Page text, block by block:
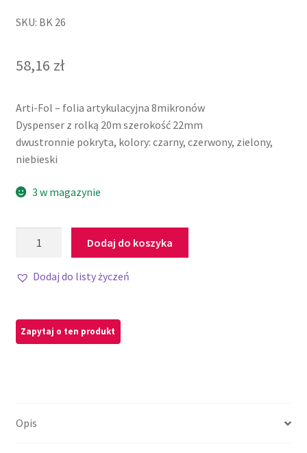
SKU: BK 26
58,16 zł
Arti-Fol – folia artykulacyjna 8mikronów
Dyspenser z rolką 20m szerokość 22mm
dwustronnie pokryta, kolory: czarny, czerwony, zielony,
niebieski
3 w magazynie
Dodaj do koszyka
Dodaj do listy życzeń
Opis